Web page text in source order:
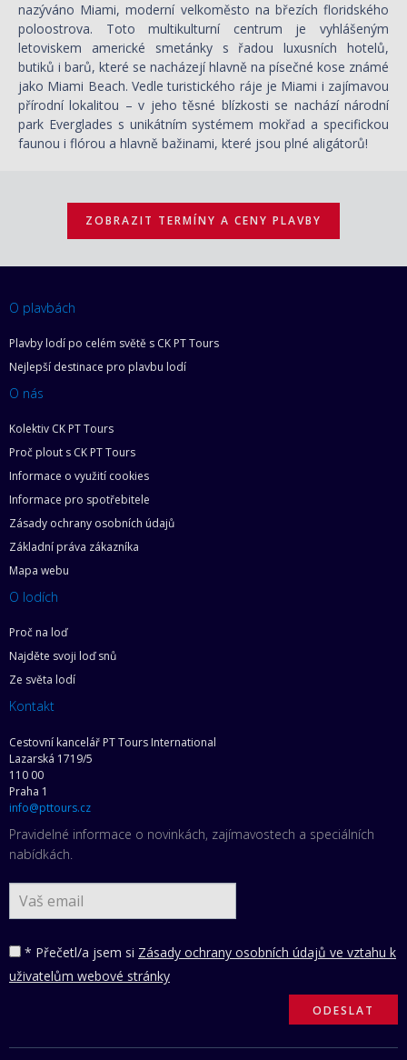
nazýváno Miami, moderní velkoměsto na březích floridského
poloostrova. Toto multikulturní centrum je vyhlášeným
letoviskem americké smetánky s řadou luxusních hotelů,
butiků i barů, které se nacházejí hlavně na písečné kose známé
jako Miami Beach. Vedle turistického ráje je Miami i zajímavou
přírodní lokalitou – v jeho těsné blízkosti se nachází národní
park Everglades s unikátním systémem mokřad a specifickou
faunou i flórou a hlavně bažinami, které jsou plné aligátorů!
ZOBRAZIT TERMÍNY A CENY PLAVBY
O plavbách
Plavby lodí po celém světě s CK PT Tours
Nejlepší destinace pro plavbu lodí
O nás
Kolektiv CK PT Tours
Proč plout s CK PT Tours
Informace o využití cookies
Informace pro spotřebitele
Zásady ochrany osobních údajů
Základní práva zákazníka
Mapa webu
O lodích
Proč na loď
Najděte svoji loď snů
Ze světa lodí
Kontakt
Cestovní kancelář PT Tours International
Lazarská 1719/5
110 00
Praha 1
info@pttours.cz
Pravidelné informace o novinkách, zajímavostech a speciálních
nabídkách.
* Přečetl/a jsem si Zásady ochrany osobních údajů ve vztahu k
uživatelům webové stránky